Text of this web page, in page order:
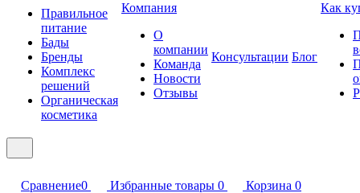
Правильное
питание
Бады
Бренды
Комплекс
решений
Органическая
косметика
Компания
О
компании
Команда
Новости
Отзывы
Консультации Блог
Как
Сравнение0 Избранные товары 0 Корзина 0